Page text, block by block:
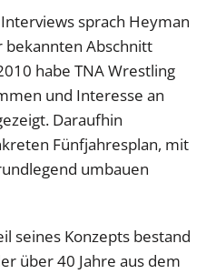
sprach Heyman
bekannten Abschnitt
habe TNA Wrestling
und Interesse an
Daraufhin
Fünfjahresplan, mit
umbauen
seines Konzepts bestand
über 40 Jahre aus dem